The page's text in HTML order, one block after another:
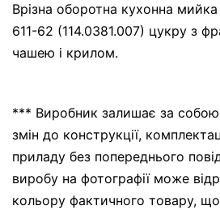
Врізна оборотна кухонна
611-62 (114.0381.007) цукру з
чашею і крилом.
*** Виробник залишає за собою
змін до конструкції,
приладу без попереднього
виробу на фотографії може
кольору фактичного товару, що